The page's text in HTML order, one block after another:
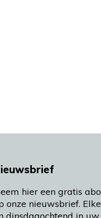
hier een gratis
onze nieuwsbrief.